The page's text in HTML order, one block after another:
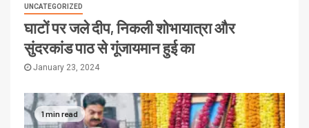
UNCATEGORIZED
घाटों पर जले दीप, निकली शोभायात्रा और
सुंदरकांड पाठ से गूंजायमान हुई का
January 23, 2024
1 min read